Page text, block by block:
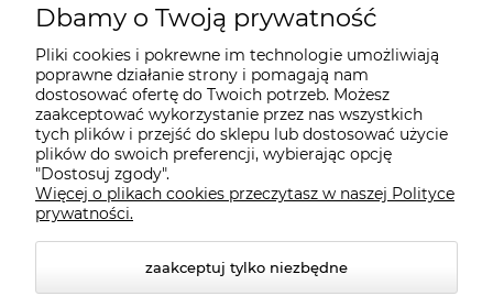
Moje konto
Płatności i dostawa
Informacje
O nas
Dbamy o Twoją prywatność
Pliki cookies i pokrewne im technologie umożliwiają
poprawne działanie strony i pomagają nam
dostosować ofertę do Twoich potrzeb. Możesz
zaakceptować wykorzystanie przez nas wszystkich
tych plików i przejść do sklepu lub dostosować użycie
plików do swoich preferencji, wybierając opcję
"Dostosuj zgody".
Więcej o plikach cookies przeczytasz w naszej Polityce
prywatności.
zaakceptuj tylko niezbędne